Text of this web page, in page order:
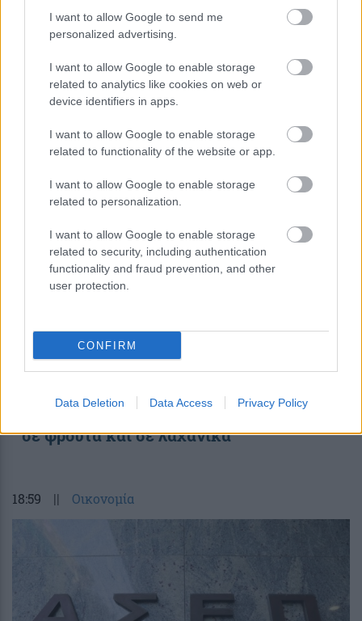
I want to allow Google to send me
personalized advertising.
I want to allow Google to enable storage
related to analytics like cookies on web or
device identifiers in apps.
I want to allow Google to enable storage
related to functionality of the website or app.
I want to allow Google to enable storage
related to personalization.
I want to allow Google to enable storage
related to security, including authentication
functionality and fraud prevention, and other
user protection.
CONFIRM
Data Deletion Data Access Privacy Policy
περισσότερα
Λαϊκή αγορά: Πού κυμαίνονται οι τιμές
σε φρούτα και σε λαχανικά
18:59 || Οικονομία